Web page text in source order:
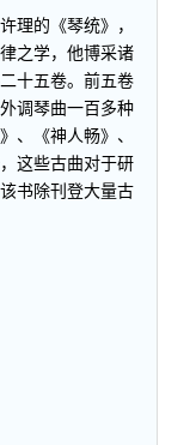
理的《琴统》，
之学，他博采诸
十五卷。前五卷
调琴曲一百多种
、《神人畅》、
这些古曲对于研
书除刊登大量古